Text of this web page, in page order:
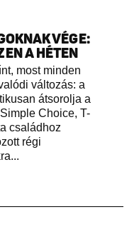
VÉGE:
A HÉTEN
most minden
változás: a
átsorolja a
Choice, T-
családhoz
régi